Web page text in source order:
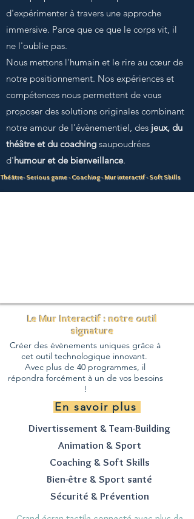
d'expérimenter à travers une approche
immersive. Parce que ce que le corps vit, il
ne l'oublie pas.
Nous mettons l'humain et le rire au cœur de
notre positionnement. Nos expériences et
compétences nous permettent de vous
proposer des solutions originales combinant
notre amour de l'évènementiel, des jeux, du
théâtre et du coaching saupoudrées
d'humour et de bienveillance.
Théâtre- Serious game - Coaching - Mur interactif - Soft Skills
Le Mur Interactif : notre outil
signature
Créer des évènements uniques grâce à
cet outil technologique innovant.
Avec plus de 40 programmes, il
répondra forcément à un de vos besoins
!
En savoir plus
Divertissement & Team-Building
Animation & Sport
Coaching & Soft Skills
Bien-être & Sport santé
Sécurité & Prévention